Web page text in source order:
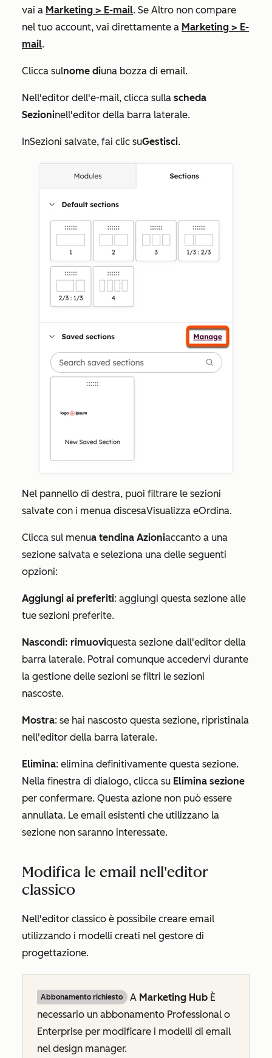
vai a Marketing > E-mail. Se Altro non compare
nel tuo account, vai direttamente a Marketing > E-
mail.
Clicca sulnome diuna bozza di email.
Nell'editor dell'e-mail, clicca sulla scheda
Sezioninell'editor della barra laterale.
InSezioni salvate, fai clic suGestisci.
Nel pannello di destra, puoi filtrare le sezioni
salvate con i menua discesaVisualizza eOrdina.
Clicca sul menua tendina Azioniaccanto a una
sezione salvata e seleziona una delle seguenti
opzioni:
Aggiungi ai preferiti: aggiungi questa sezione alle
tue sezioni preferite.
Nascondi: rimuoviquesta sezione dall'editor della
barra laterale. Potrai comunque accedervi durante
la gestione delle sezioni se filtri le sezioni
nascoste.
Mostra: se hai nascosto questa sezione, ripristinala
nell'editor della barra laterale.
Elimina: elimina definitivamente questa sezione.
Nella finestra di dialogo, clicca su Elimina sezione
per confermare. Questa azione non può essere
annullata. Le email esistenti che utilizzano la
sezione non saranno interessate.
Modifica le email nell'editor
classico
Nell'editor classico è possibile creare email
utilizzando i modelli creati nel gestore di
progettazione.
Abbonamento richiesto A Marketing Hub È
necessario un abbonamento Professional o
Enterprise per modificare i modelli di email
nel design manager.